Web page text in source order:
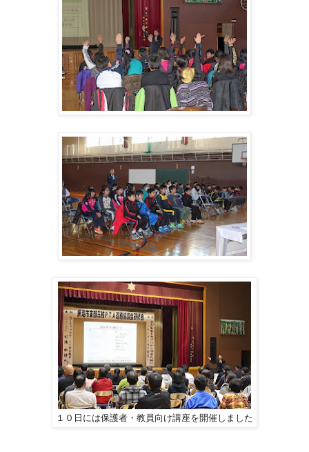
１０日には保護者・教員向け講座を開催しました